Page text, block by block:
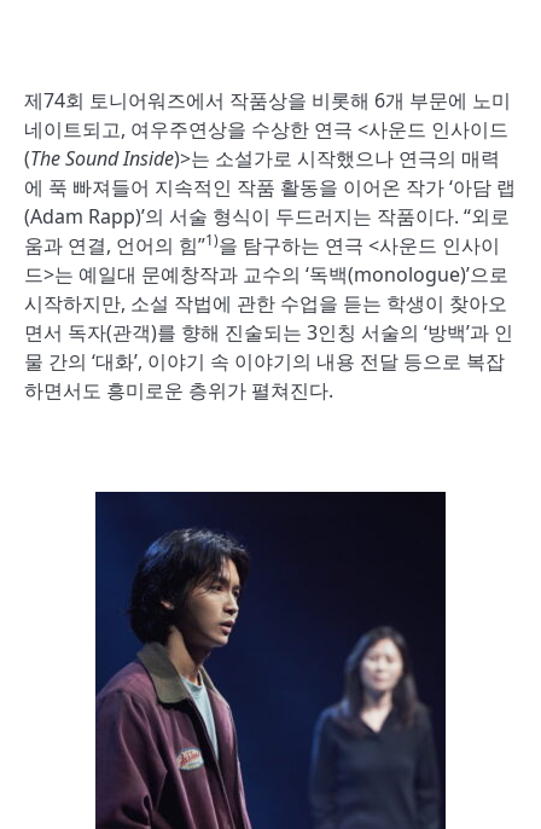
제74회 토니어워즈에서 작품상을 비롯해 6개 부문에 노미
네이트되고, 여우주연상을 수상한 연극 <사운드 인사이드
(The Sound Inside)>는 소설가로 시작했으나 연극의 매력
에 푹 빠져들어 지속적인 작품 활동을 이어온 작가 ‘아담 랩
(Adam Rapp)’의 서술 형식이 두드러지는 작품이다. “외로
움과 연결, 언어의 힘”1)을 탐구하는 연극 <사운드 인사이
드>는 예일대 문예창작과 교수의 ‘독백(monologue)’으로
시작하지만, 소설 작법에 관한 수업을 듣는 학생이 찾아오
면서 독자(관객)를 향해 진술되는 3인칭 서술의 ‘방백’과 인
물 간의 ‘대화’, 이야기 속 이야기의 내용 전달 등으로 복잡
하면서도 흥미로운 층위가 펼쳐진다.